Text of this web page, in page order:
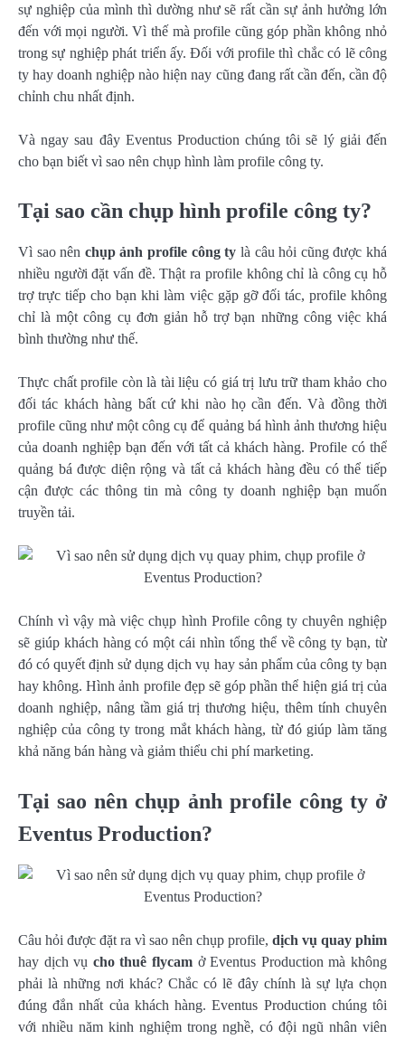
sự nghiệp của mình thì dường như sẽ rất cần sự ảnh hưởng lớn
đến với mọi người. Vì thế mà profile cũng góp phần không nhỏ
trong sự nghiệp phát triển ấy. Đối với profile thì chắc có lẽ công
ty hay doanh nghiệp nào hiện nay cũng đang rất cần đến, cần độ
chỉnh chu nhất định.
Và ngay sau đây Eventus Production chúng tôi sẽ lý giải đến
cho bạn biết vì sao nên chụp hình làm profile công ty.
Tại sao cần chụp hình profile công ty?
Vì sao nên chụp ảnh profile công ty là câu hỏi cũng được khá
nhiều người đặt vấn đề. Thật ra profile không chỉ là công cụ hỗ
trợ trực tiếp cho bạn khi làm việc gặp gỡ đối tác, profile không
chỉ là một công cụ đơn giản hỗ trợ bạn những công việc khá
bình thường như thế.
Thực chất profile còn là tài liệu có giá trị lưu trữ tham khảo cho
đối tác khách hàng bất cứ khi nào họ cần đến. Và đồng thời
profile cũng như một công cụ để quảng bá hình ảnh thương hiệu
của doanh nghiệp bạn đến với tất cả khách hàng. Profile có thể
quảng bá được diện rộng và tất cả khách hàng đều có thể tiếp
cận được các thông tin mà công ty doanh nghiệp bạn muốn
truyền tải.
Chính vì vậy mà việc chụp hình Profile công ty chuyên nghiệp
sẽ giúp khách hàng có một cái nhìn tổng thể về công ty bạn, từ
đó có quyết định sử dụng dịch vụ hay sản phẩm của công ty bạn
hay không. Hình ảnh profile đẹp sẽ góp phần thể hiện giá trị của
doanh nghiệp, nâng tầm giá trị thương hiệu, thêm tính chuyên
nghiệp của công ty trong mắt khách hàng, từ đó giúp làm tăng
khả năng bán hàng và giảm thiểu chi phí marketing.
Tại sao nên chụp ảnh profile công ty ở
Eventus Production?
Câu hỏi được đặt ra vì sao nên chụp profile, dịch vụ quay phim
hay dịch vụ cho thuê flycam ở Eventus Production mà không
phải là những nơi khác? Chắc có lẽ đây chính là sự lựa chọn
đúng đắn nhất của khách hàng. Eventus Production chúng tôi
với nhiều năm kinh nghiệm trong nghề, có đội ngũ nhân viên